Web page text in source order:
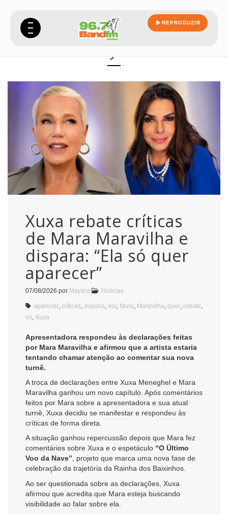
REPRODUZIR
Xuxa rebate críticas
de Mara Maravilha e
dispara: “Ela só quer
aparecer”
07/08/2026 por Mayara Notícias
aparecer críticas dispara ela Mara Maravilha quer rebate
só Xuxa
Apresentadora respondeu às declarações feitas
por Mara Maravilha e afirmou que a artista estaria
tentando chamar atenção ao comentar sua nova
turnê.
A troca de declarações entre Xuxa Meneghel e Mara
Maravilha ganhou um novo capítulo. Após comentários
feitos por Mara sobre a apresentadora e sua atual
turnê, Xuxa decidiu se manifestar e respondeu às
críticas de forma direta.
A situação ganhou repercussão depois que Mara fez
comentários sobre Xuxa e o espetáculo “O Último
Voo da Nave”, projeto que marca uma nova fase de
celebração da trajetória da Rainha dos Baixinhos.
Ao ser questionada sobre as declarações, Xuxa
afirmou que acredita que Mara esteja buscando
visibilidade ao falar sobre ela.